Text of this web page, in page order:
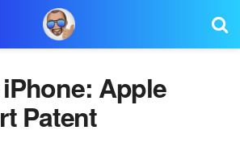
Apple
Patent